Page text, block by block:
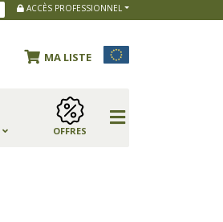
ACCÈS PROFESSIONNEL
MA LISTE
OFFRES